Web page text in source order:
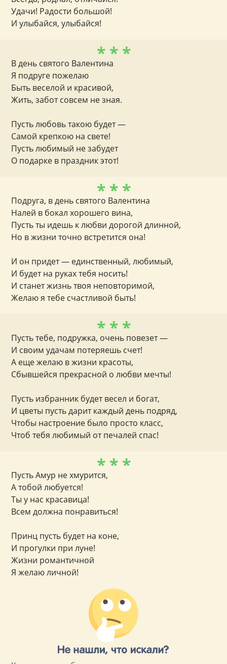
Удачи! Радости большой!
И улыбайся, улыбайся!
* * *
В день святого Валентина
Я подруге пожелаю
Быть веселой и красивой,
Жить, забот совсем не зная.
Пусть любовь такою будет —
Самой крепкою на свете!
Пусть любимый не забудет
О подарке в праздник этот!
* * *
Подруга, в день святого Валентина
Налей в бокал хорошего вина,
Пусть ты идешь к любви дорогой длинной,
Но в жизни точно встретится она!
И он придет — единственный, любимый,
И будет на руках тебя носить!
И станет жизнь твоя неповторимой,
Желаю я тебе счастливой быть!
* * *
Пусть тебе, подружка, очень повезет —
И своим удачам потеряешь счет!
А еще желаю в жизни красоты,
Сбывшейся прекрасной о любви мечты!
Пусть избранник будет весел и богат,
И цветы пусть дарит каждый день подряд,
Чтобы настроение было просто класс,
Чтоб тебя любимый от печалей спас!
* * *
Пусть Амур не хмурится,
А тобой любуется!
Ты у нас красавица!
Всем должна понравиться!
Принц пусть будет на коне,
И прогулки при луне!
Жизни романтичной
Я желаю личной!